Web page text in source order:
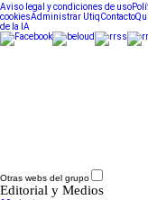
Aviso legal y condiciones de uso
cookiesAdministrar UtiqContacto
de la IA
Otras webs del grupo
Editorial y Medios